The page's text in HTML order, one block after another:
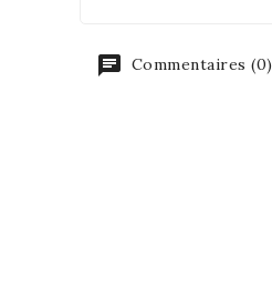
Commentaires (0)